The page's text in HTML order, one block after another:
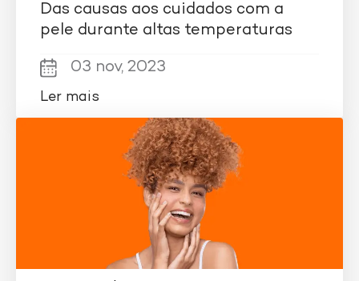
Das causas aos cuidados com a
pele durante altas temperaturas
03 nov, 2023
Ler mais